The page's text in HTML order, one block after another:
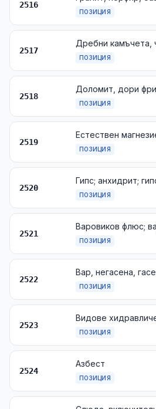
2516
ПОЗИЦИЯ
2517
ПОЗИЦИЯ
2518
ПОЗИЦИЯ
2519
ПОЗИЦИЯ
2520
ПОЗИЦИЯ
2521
ПОЗИЦИЯ
2522
ПОЗИЦИЯ
2523
ПОЗИЦИЯ
2524
Азбест
ПОЗИЦИЯ